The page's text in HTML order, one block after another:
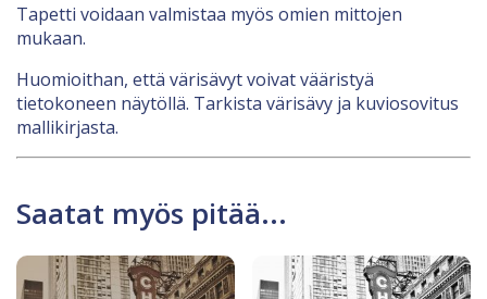
Tapetti voidaan valmistaa myös omien mittojen
mukaan.
Huomioithan, että värisävyt voivat vääristyä
tietokoneen näytöllä. Tarkista värisävy ja kuviosovitus
mallikirjasta.
Saatat myös pitää...